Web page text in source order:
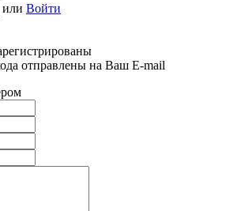
или Войти
отправлены на Ваш E-mail